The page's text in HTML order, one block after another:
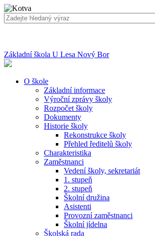
Základní škola U Lesa Nový Bor
O škole
Základní informace
Výroční zprávy školy
Rozpočet školy
Dokumenty
Historie školy
Rekonstrukce školy
Přehled ředitelů školy
Charakteristika
Zaměstnanci
Vedení školy, sekretariát
1. stupeň
2. stupeň
Školní družina
Asistenti
Provozní zaměstnanci
Školní jídelna
Školská rada